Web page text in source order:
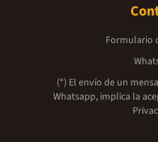
Formulario
(*) El envío de un
Whatsapp, implica la